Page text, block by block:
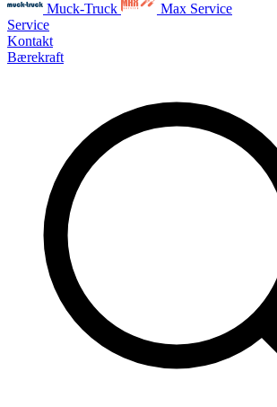
Muck-Truck
Max Service
Service
Kontakt
Bærekraft